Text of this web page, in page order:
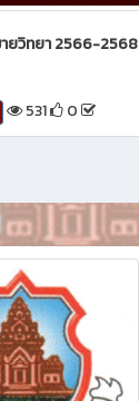
ยวิทยา 2566-2568
531 0